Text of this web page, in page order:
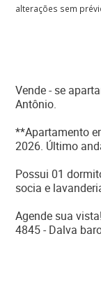
alterações sem
Vende - se
Antônio.
**Apartamento
2026. Último
Possui 01
socia e
Agende sua
4845 - Dalva